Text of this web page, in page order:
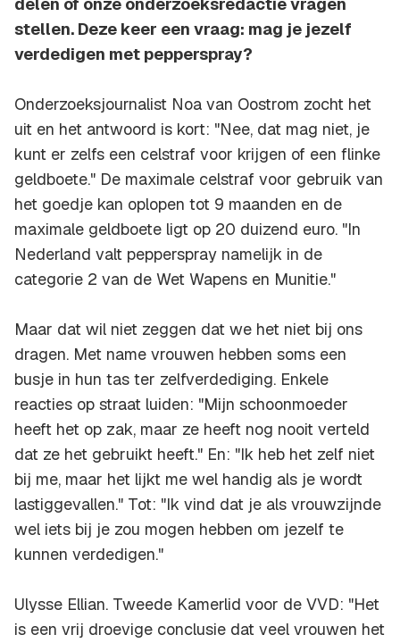
delen of onze onderzoeksredactie vragen
stellen. Deze keer een vraag: mag je jezelf
verdedigen met pepperspray?
Onderzoeksjournalist Noa van Oostrom zocht het
uit en het antwoord is kort: "Nee, dat mag niet, je
kunt er zelfs een celstraf voor krijgen of een flinke
geldboete." De maximale celstraf voor gebruik van
het goedje kan oplopen tot 9 maanden en de
maximale geldboete ligt op 20 duizend euro. "In
Nederland valt pepperspray namelijk in de
categorie 2 van de Wet Wapens en Munitie."
Maar dat wil niet zeggen dat we het niet bij ons
dragen. Met name vrouwen hebben soms een
busje in hun tas ter zelfverdediging. Enkele
reacties op straat luiden: "Mijn schoonmoeder
heeft het op zak, maar ze heeft nog nooit verteld
dat ze het gebruikt heeft." En: "Ik heb het zelf niet
bij me, maar het lijkt me wel handig als je wordt
lastiggevallen." Tot: "Ik vind dat je als vrouwzijnde
wel iets bij je zou mogen hebben om jezelf te
kunnen verdedigen."
Ulysse Ellian. Tweede Kamerlid voor de VVD: "Het
is een vrij droevige conclusie dat veel vrouwen het